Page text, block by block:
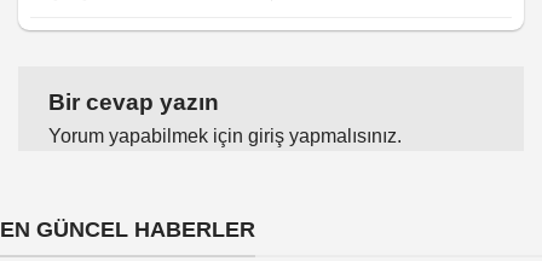
Bir cevap yazın
Yorum yapabilmek için giriş yapmalısınız.
EN GÜNCEL HABERLER